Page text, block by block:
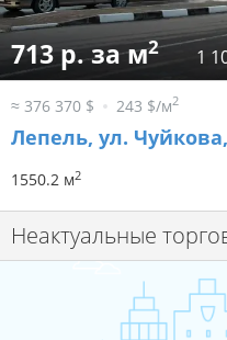
713 р. за м2 1
≈ 376 370 $ 243 $/м2
Лепель, ул.
1550.2 м2
Неактуальные